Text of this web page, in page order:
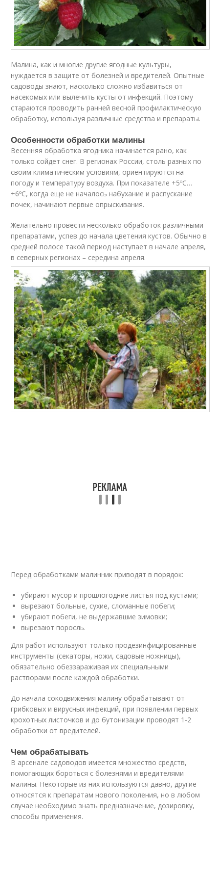
Малина, как и многие другие ягодные культуры,
нуждается в защите от болезней и вредителей. Опытные
садоводы знают, насколько сложно избавиться от
насекомых или вылечить кусты от инфекций. Поэтому
стараются проводить ранней весной профилактическую
обработку, используя различные средства и препараты.
Особенности обработки малины
Весенняя обработка ягодника начинается рано, как
только сойдет снег. В регионах России, столь разных по
своим климатическим условиям, ориентируются на
погоду и температуру воздуха. При показателе +5ºC…
+6ºC, когда еще не началось набухание и распускание
почек, начинают первые опрыскивания.
Желательно провести несколько обработок различными
препаратами, успев до начала цветения кустов. Обычно в
средней полосе такой период наступает в начале апреля,
в северных регионах – середина апреля.
Перед обработками малинник приводят в порядок:
убирают мусор и прошлогодние листья под кустами;
вырезают больные, сухие, сломанные побеги;
убирают побеги, не выдержавшие зимовки;
вырезают поросль.
Для работ используют только продезинфицированные
инструменты (секаторы, ножи, садовые ножницы),
обязательно обеззараживая их специальными
растворами после каждой обработки.
До начала сокодвижения малину обрабатывают от
грибковых и вирусных инфекций, при появлении первых
крохотных листочков и до бутонизации проводят 1-2
обработки от вредителей.
Чем обрабатывать
В арсенале садоводов имеется множество средств,
помогающих бороться с болезнями и вредителями
малины. Некоторые из них используются давно, другие
относятся к препаратам нового поколения, но в любом
случае необходимо знать предназначение, дозировку,
способы применения.